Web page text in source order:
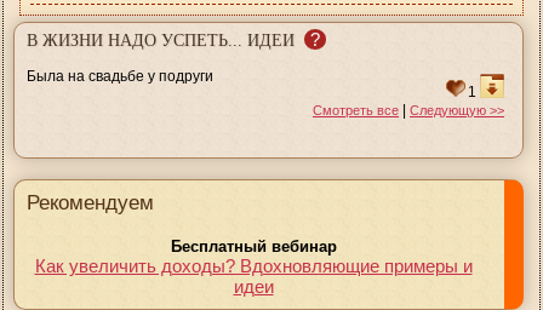
В ЖИЗНИ НАДО УСПЕТЬ... ИДЕИ ?
Была на свадьбе у подруги
1
Смотреть все | Следующую >>
Рекомендуем
Бесплатный вебинар
Как увеличить доходы? Вдохновляющие примеры и
идеи